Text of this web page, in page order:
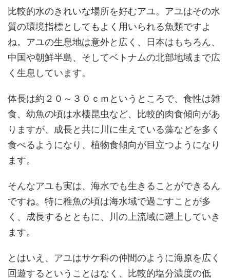
比較的水のきれいな場所を好むアユ。アユはその水
質の環境指標としてもよく用いられる魚類ですよ
ね。アユの生息地は意外と広く、日本はもちろん、
中国や朝鮮半島、そしてベトナムの北部地域まで広
く生息しています。
体長は約２０～３０ｃｍというところで、食性は雑
食、幼魚の頃は水棲昆虫など、比較的肉食傾向があ
りますが、成長と共に川に生えている藻などを多く
食べるようになり、植物食傾向が目立つようになり
ます。
そんなアユも実は、海水でも生きることができるん
ですね。特に稚魚の頃は海水域で過ごすことが多
く、成長するとともに、川の上流域に遡上していき
ます。
とはいえ、アユはサケ科の仲間のように海原を広く
回遊するということはなく、比較的塩分濃度の低